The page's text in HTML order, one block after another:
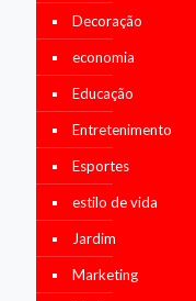
Decoração
economia
Educação
Entretenimento
Esportes
estilo de vida
Jardim
Marketing